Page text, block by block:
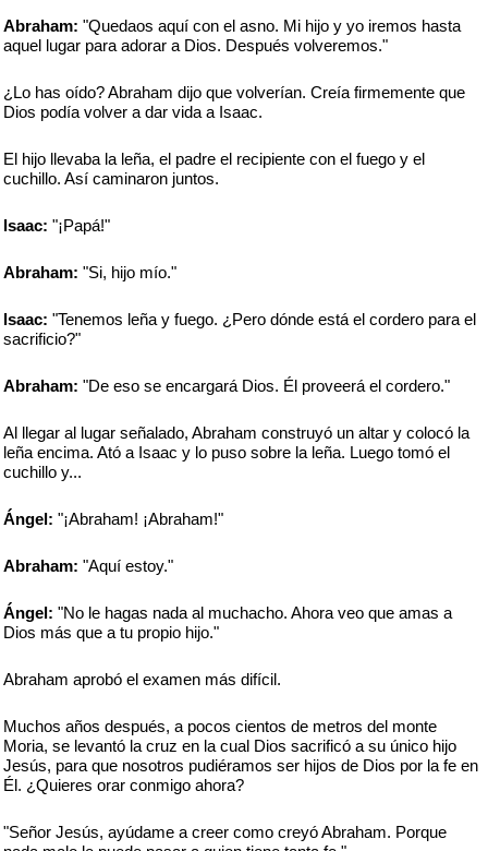
Abraham: "Quedaos aquí con el asno. Mi hijo y yo iremos hasta
aquel lugar para adorar a Dios. Después volveremos."
¿Lo has oído? Abraham dijo que volverían. Creía firmemente que
Dios podía volver a dar vida a Isaac.
El hijo llevaba la leña, el padre el recipiente con el fuego y el
cuchillo. Así caminaron juntos.
lsaac: "¡Papá!"
Abraham: "Si, hijo mío."
lsaac: "Tenemos leña y fuego. ¿Pero dónde está el cordero para el
sacrificio?"
Abraham: "De eso se encargará Dios. Él proveerá el cordero."
Al llegar al lugar señalado, Abraham construyó un altar y colocó la
leña encima. Ató a Isaac y lo puso sobre la leña. Luego tomó el
cuchillo y...
Ángel: "¡Abraham! ¡Abraham!"
Abraham: "Aquí estoy."
Ángel: "No le hagas nada al muchacho. Ahora veo que amas a
Dios más que a tu propio hijo."
Abraham aprobó el examen más difícil.
Muchos años después, a pocos cientos de metros del monte
Moria, se levantó la cruz en la cual Dios sacrificó a su único hijo
Jesús, para que nosotros pudiéramos ser hijos de Dios por la fe en
Él. ¿Quieres orar conmigo ahora?
"Señor Jesús, ayúdame a creer como creyó Abraham. Porque